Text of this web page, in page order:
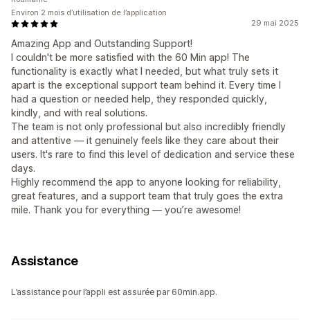
29 mai 2025
Amazing App and Outstanding Support!
I couldn't be more satisfied with the 60 Min app! The
functionality is exactly what I needed, but what truly sets it
apart is the exceptional support team behind it. Every time I
had a question or needed help, they responded quickly,
kindly, and with real solutions.
The team is not only professional but also incredibly friendly
and attentive — it genuinely feels like they care about their
users. It's rare to find this level of dedication and service these
days.
Highly recommend the app to anyone looking for reliability,
great features, and a support team that truly goes the extra
mile. Thank you for everything — you’re awesome!
Environ 2 mois d’utilisation de l’application
Assistance
L’assistance pour l’appli est assurée par 60min.app.